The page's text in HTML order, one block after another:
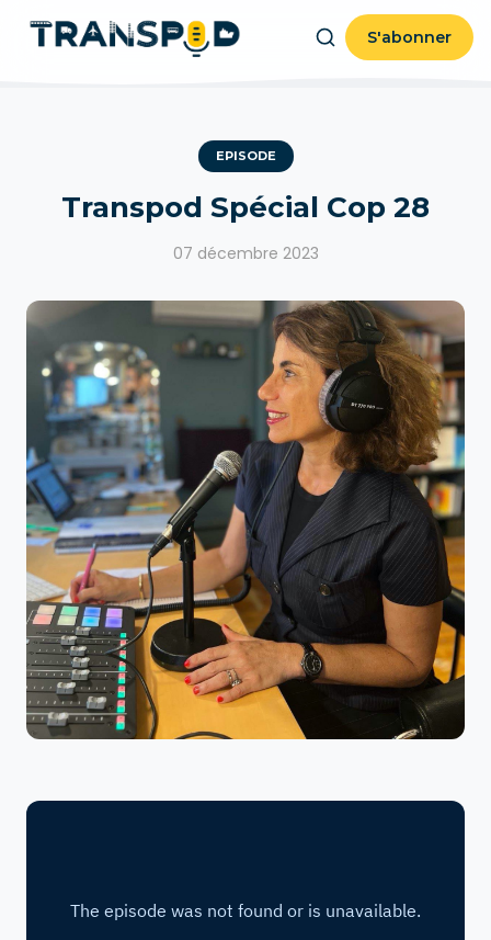
S'abonner
EPISODE
Transpod Spécial Cop 28
07 décembre 2023